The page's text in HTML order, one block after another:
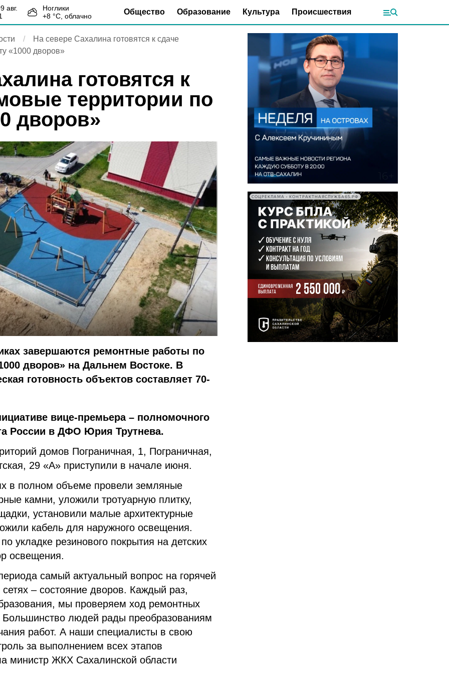
авг.
Ноглики
+8 °С, облачно Общество Образование Культура Происшествия
На севере Сахалина готовятся к сдаче
«1000 дворов»
готовятся к
территории по
дворов»
завершаются ремонтные работы по
дворов» на Дальнем Востоке. В
готовность объектов составляет 70-
вице-премьера – полномочного
России в ДФО Юрия Трутнева.
домов Пограничная, 1, Пограничная,
29 «А» приступили в начале июня.
в полном объеме провели земляные
камни, уложили тротуарную плитку,
установили малые архитектурные
кабель для наружного освещения.
укладке резинового покрытия на детских
освещения.
самый актуальный вопрос на горячей
– состояние дворов. Каждый раз,
мы проверяем ход ремонтных
Большинство людей рады преобразованиям
работ. А наши специалисты в свою
за выполнением всех этапов
министр ЖКХ Сахалинской области
СОЦРЕКЛАМА • КОНТРАКТНАЯСЛУЖБА65.РФ